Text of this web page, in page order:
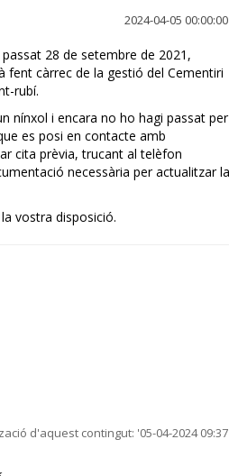
2024-04-05 00:00:00
28 de setembre de 2021,
fent càrrec de la gestió del Cementiri
rubí.
nínxol i encara no ho hagi passat per
es posi en contacte amb
cita prèvia, trucant al telèfon
necessària per actualitzar la
vostra disposició.
d'aquest contingut: '05-04-2024 09:37